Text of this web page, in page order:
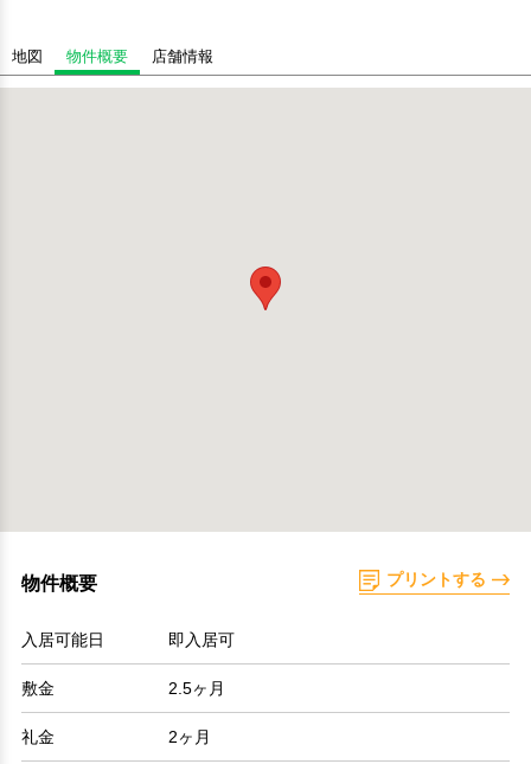
地図 物件概要 店舗情報
物件概要 プリントする
入居可能日 即入居可
敷金 2.5ヶ月
礼金 2ヶ月